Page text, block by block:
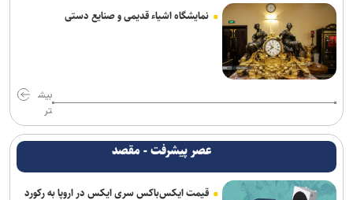
نمایشگاه اشیاء قدیمی و صنایع دستی
بیش
تر
عصر پیشرفت - مقصد
قیمت ایکس‌باکس سری ایکس در اروپا به رکورد